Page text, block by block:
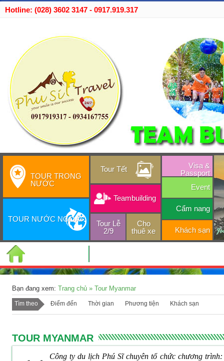
Hotline: (028) 3602 3147 - 0917.919.317
TOUR TRONG
NƯỚC
TOUR NƯỚC NGOÀI
Tour Tết
Teambuilding
Tour Lễ
2/9
Cho
thuê xe
Visa &
Passport
Event
Cẩm nang
Khách sạn
Bạn đang xem: Trang chủ » Tour Myanmar
Tìm theo Điểm đến Thời gian Phương tiện Khách sạn
TOUR MYANMAR
Công ty du lịch Phú Sĩ chuyên tổ chức chương